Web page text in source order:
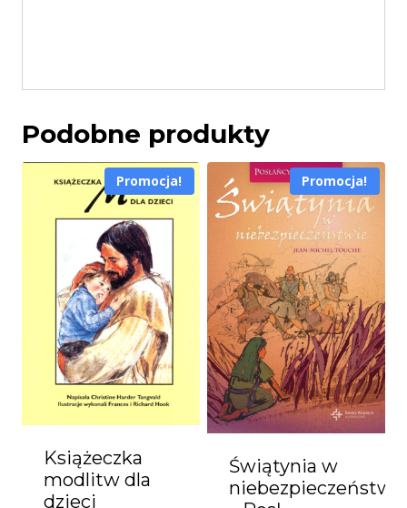
Podobne produkty
Promocja!
Książeczka
modlitw dla
dzieci
Promocja!
Świątynia w